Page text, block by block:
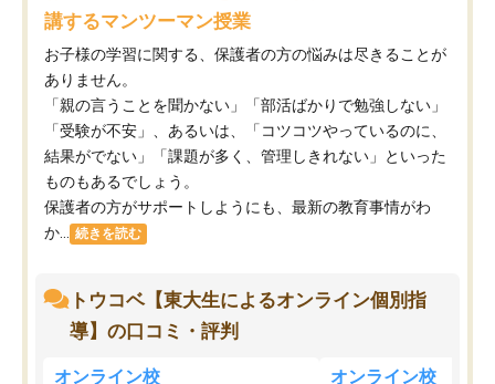
講するマンツーマン授業
お子様の学習に関する、保護者の方の悩みは尽きることが
ありません。
「親の言うことを聞かない」「部活ばかりで勉強しない」
「受験が不安」、あるいは、「コツコツやっているのに、
結果がでない」「課題が多く、管理しきれない」といった
ものもあるでしょう。
保護者の方がサポートしようにも、最新の教育事情がわ
か...
続きを読む
トウコベ【東大生によるオンライン個別指
導】の口コミ・評判
オンライン校 オンライン校